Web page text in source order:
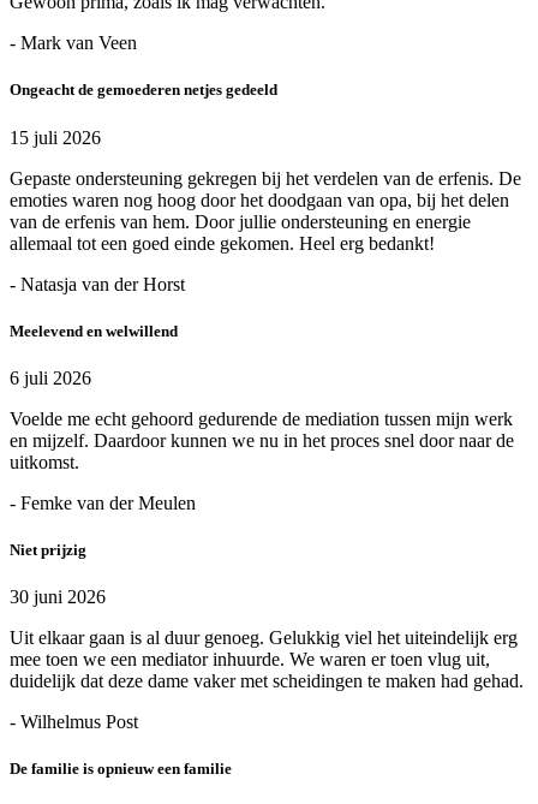
- Mark van Veen
Ongeacht de gemoederen netjes gedeeld
15 juli 2026
Gepaste ondersteuning gekregen bij het verdelen van de erfenis. De
emoties waren nog hoog door het doodgaan van opa, bij het delen
van de erfenis van hem. Door jullie ondersteuning en energie
allemaal tot een goed einde gekomen. Heel erg bedankt!
- Natasja van der Horst
Meelevend en welwillend
6 juli 2026
Voelde me echt gehoord gedurende de mediation tussen mijn werk
en mijzelf. Daardoor kunnen we nu in het proces snel door naar de
uitkomst.
- Femke van der Meulen
Niet prijzig
30 juni 2026
Uit elkaar gaan is al duur genoeg. Gelukkig viel het uiteindelijk erg
mee toen we een mediator inhuurde. We waren er toen vlug uit,
duidelijk dat deze dame vaker met scheidingen te maken had gehad.
- Wilhelmus Post
De familie is opnieuw een familie